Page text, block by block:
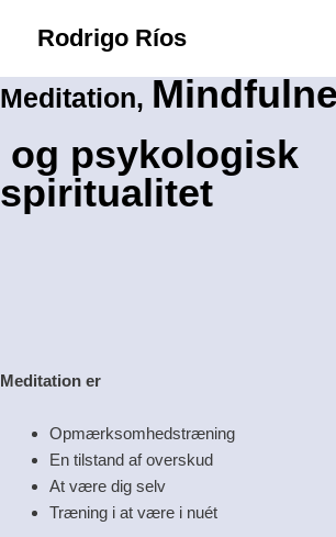
Rodrigo Ríos
Meditation,
og psykologisk
spiritualitet
Meditation er
Opmærksomhedstræning
En tilstand af overskud
At være dig selv
Træning i at være i nuét